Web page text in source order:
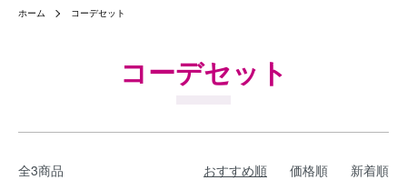
ホーム コーデセット
コーデセット
全3商品 おすすめ順 価格順 新着順